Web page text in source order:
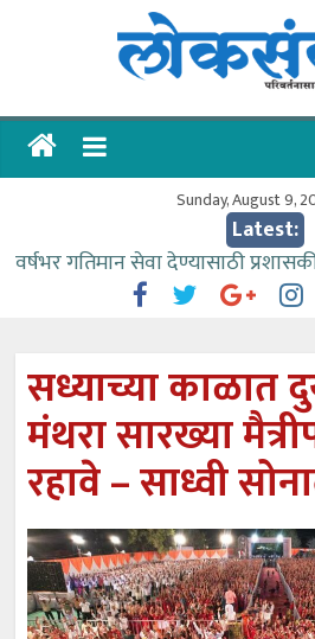
लोकसंवाद
ताज्या
Sunday, August 9,
Latest:
वर्षभर गतिमान सेवा देण्यासाठी
प्रयत्न करावे – आमदार काळे
आत्मामालिक गुरूकूलाचे २२८ विद्यार्थी
ईच्छा आणि मेहनतीच्या बळावर यश
पंडोरे
आमदार आशुतोष काळे यांचा वाढदिवस
उपक्रमांनी साजरा
सध्याच्या काळात
मंथरा सारख्या
रहावे – साध्वी